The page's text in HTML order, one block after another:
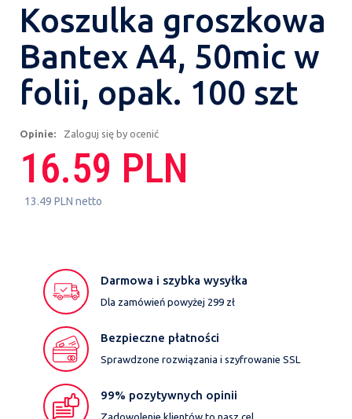
Koszulka groszkowa
Bantex A4, 50mic w
folii, opak. 100 szt
Opinie: Zaloguj się by ocenić
16.59 PLN
13.49 PLN netto
Darmowa i szybka wysyłka
Dla zamówień powyżej 299 zł
Bezpieczne płatności
Sprawdzone rozwiązania i szyfrowanie SSL
99% pozytywnych opinii
Zadowolenie klientów to nasz cel